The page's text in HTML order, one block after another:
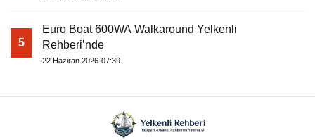
5
Euro Boat 600WA Walkaround Yelkenli
Rehberi’nde
22 Haziran 2026-07:39